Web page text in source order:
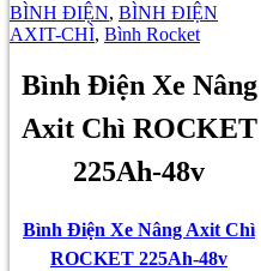
BÌNH ĐIỆN, BÌNH ĐIỆN
AXIT-CHÌ, Bình Rocket
Bình Điện Xe Nâng
Axit Chì ROCKET
225Ah-48v
Bình Điện Xe Nâng Axit Chì
ROCKET 225Ah-48v